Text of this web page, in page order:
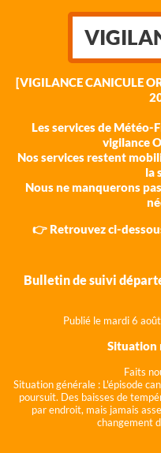
[VIGILANCE CANICULE
Les services de Météo-
vigilance
Nos services restent
la
Nous ne manquerons
👉 Retrouvez ci-
Bulletin de suivi
Publié le mardi 6
Situation
Faits
Situation générale : L'épisode
poursuit. Des baisses de
par endroit, mais jamais
changement